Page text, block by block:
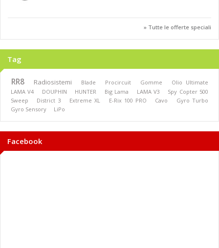
» Tutte le offerte speciali
Tag
RR8 Radiosistemi Blade Procircuit Gomme
Olio Ultimate
LAMA V4
DOUPHIN HUNTER Big Lama LAMA V3
Spy Copter 500
Sweep
District 3 Extreme XL E-Rix 100 PRO Cavo
Gyro Turbo
Gyro Sensory
LiPo
Facebook